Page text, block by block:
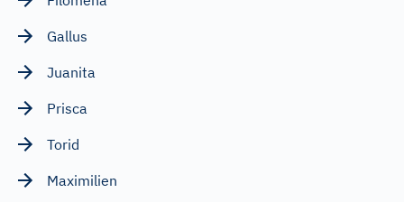
Gallus
Juanita
Prisca
Torid
Maximilien